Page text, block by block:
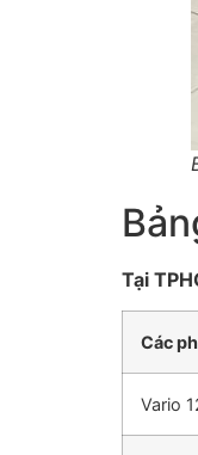
Tại
Các
Vario